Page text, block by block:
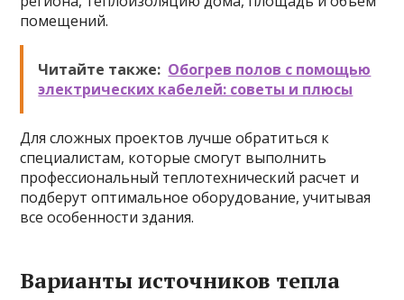
помещений.
Читайте также: Обогрев полов с помощью
электрических кабелей: советы и плюсы
Для сложных проектов лучше обратиться к
специалистам, которые смогут выполнить
профессиональный теплотехнический расчет и
подберут оптимальное оборудование, учитывая
все особенности здания.
Варианты источников тепла